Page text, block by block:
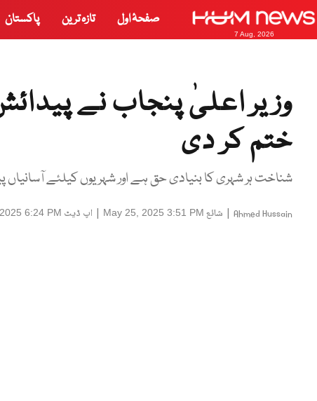
7 Aug, 2026
صفحۂ اول تازہ ترین پاکستان
وزیر اعلیٰ پنجاب نے
ختم کر دی
شناخت ہر شہری کا بنیادی حق ہے اور شہریوں کیلئے آسانیاں
Ahmed Hussain
| شائع May 25, 2025 3:51 PM
| اپ ڈیٹ 6:24 PM